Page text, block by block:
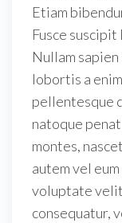
Etiam
Fusce
Nullam sapien
lobortis a
pellentesque
natoque
montes,
autem vel
voluptate
consequatur,